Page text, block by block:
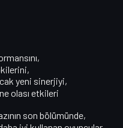
yeni sinerjiyi,
olası etkileri
son bölümünde,